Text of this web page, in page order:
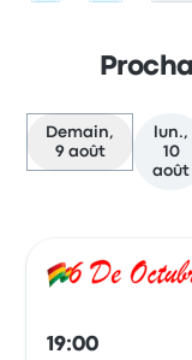
Demain,
9 août
lun.,
10
août
19:00